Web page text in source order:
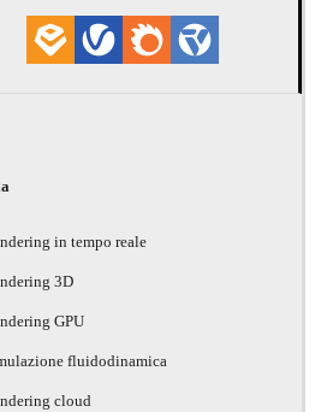
in tempo reale
3D
GPU
fluidodinamica
cloud